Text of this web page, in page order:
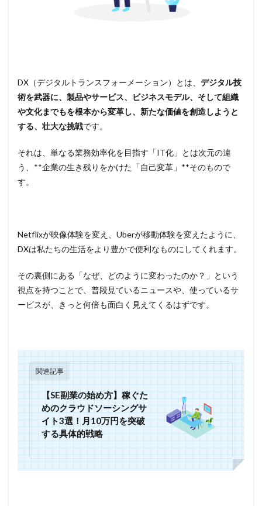
DX（デジタルトランスフォーメーション）とは、 デジタル技
術を武器に、製品やサービス、ビジネスモデル、そして組織
や文化までもを根本から変革し、新たな価値を創造しようと
する、壮大な挑戦です。
それは、単なる業務効率化を目指す「IT化」とは次元の違
う、**企業の生き残りをかけた「自己変革」**そのもので
す。
Netflixが映像体験を変え、Uberが移動体験を変えたように、
DXは私たちの生活をより豊かで便利なものにしてくれます。
その裏側にある「なぜ、どのように変わったのか？」という
視点を持つことで、普段見ているニュースや、使っているサ
ービスが、きっと何倍も面白く見えてくるはずです。
関連記事
【SE副業の始め方】稼ぐた
めのクラウドソーシングサ
イト3選！月10万円を突破
する具体的戦略